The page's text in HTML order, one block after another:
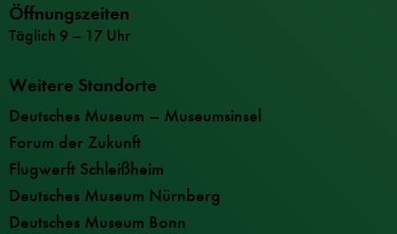
Öffnungszeiten
Täglich 9 – 17 Uhr
Weitere Standorte
Deutsches Museum – Museumsinsel
Forum der Zukunft
Flugwerft Schleißheim
Deutsches Museum Nürnberg
Deutsches Museum Bonn